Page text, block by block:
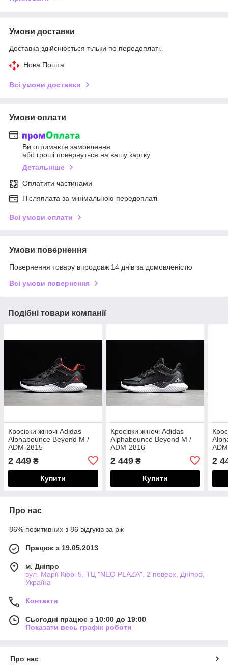
Умови доставки
Доставка здійснюється тільки по передоплаті.
Нова Пошта
Всі умови доставки
Умови оплати
Ви отримаєте замовлення
або гроші повернуться на вашу картку
Детальніше
Оплатити частинами
Післяплата за мінімальною передоплаті
Всі умови оплати
Умови повернення
Повернення товару впродовж 14 днів за домовленістю
Всі умови повернення
Подібні товари компанії
Кросівки жіночі Adidas
Alphabounce Beyond M /
ADM-2815
2 449 ₴
Купити
Кросівки жіночі Adidas
Alphabounce Beyond M /
ADM-2816
2 449₴
Купити
2
Про нас
86% позитивних з 86 відгуків за рік
Працює з 19.05.2013
м. Дніпро
вул. Марії Кюрі 5, ТЦ "NEO PLAZA", 2 поверх, Дніпро,
Україна
Контакти
Сьогодні працює з 10:00 до 19:00
Показати весь графік роботи
Про нас